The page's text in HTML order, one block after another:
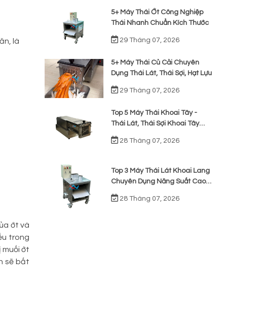
là
ớt và
trong
ớt
sẽ bất
5+ Máy Thái Ớt Công Nghiệp
Thái Nhanh Chuẩn Kích Thước
29 Tháng 07, 2026
5+ Máy Thái Củ Cải Chuyên
Dụng Thái Lát, Thái Sợi, Hạt Lựu
29 Tháng 07, 2026
Top 5 Máy Thái Khoai Tây -
Thái Lát, Thái Sợi Khoai Tây
28 Tháng 07, 2026
Top 3 Máy Thái Lát Khoai Lang
Chuyên Dụng Năng Suất Cao,
Giá Rẻ
28 Tháng 07, 2026